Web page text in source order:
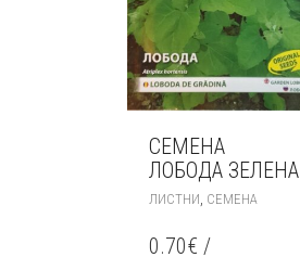
СЕМЕНА
ЛОБОДА ЗЕЛЕНА
ЛИСТНИ СЕМЕНА
0.70€ /